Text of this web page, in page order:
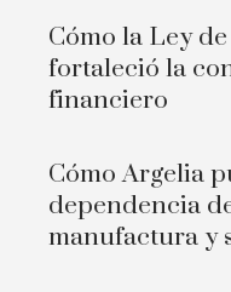
Cómo la Ley
fortaleció la
financiero
Cómo Argelia
dependencia
manufactura y